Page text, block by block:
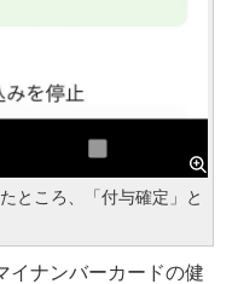
ところ、「付与確定」と
ナンバーカードの健